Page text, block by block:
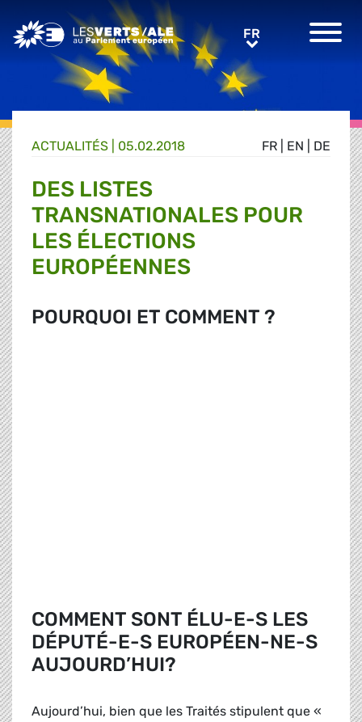
Greens/EFA Home FR
FR EN DE
ACTUALITÉS | 05.02.2018
DES LISTES
TRANSNATIONALES POUR
LES ÉLECTIONS
EUROPÉENNES
POURQUOI ET COMMENT ?
COMMENT SONT ÉLU-E-S LES
DÉPUTÉ-E-S EUROPÉEN-NE-S
AUJOURD’HUI?
Aujourd’hui, bien que les Traités stipulent que «